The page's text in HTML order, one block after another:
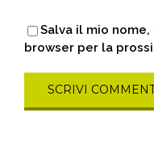
Salva il mio
browser per la